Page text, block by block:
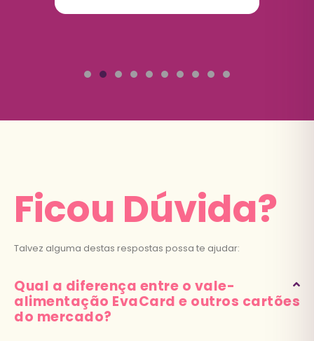
Ficou Dúvida?
Talvez alguma destas respostas possa te ajudar:
Qual a diferença entre o vale-
alimentação EvaCard e outros cartões
do mercado?